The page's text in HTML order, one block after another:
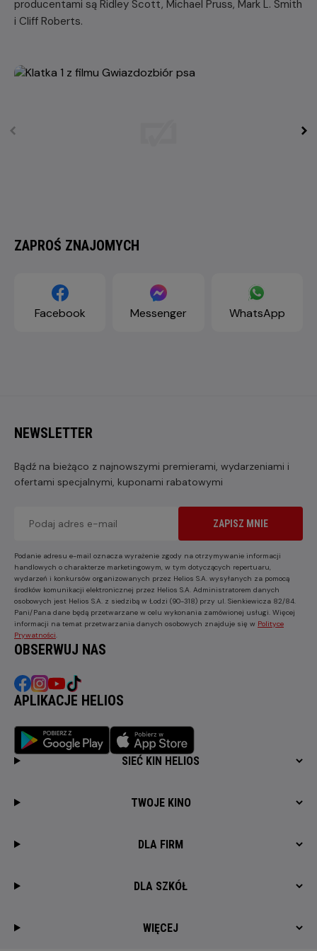
producentami są Ridley Scott, Michael Pruss, Mark L. Smith
i Cliff Roberts.
ZAPROŚ ZNAJOMYCH
Facebook Messenger WhatsApp
NEWSLETTER
Bądź na bieżąco z najnowszymi premierami, wydarzeniami i
ofertami specjalnymi, kuponami rabatowymi
ZAPISZ MNIE
Podanie adresu e-mail oznacza wyrażenie zgody na otrzymywanie informacji
handlowych o charakterze marketingowym, w tym dotyczących repertuaru,
wydarzeń i konkursów organizowanych przez Helios S.A. wysyłanych za pomocą
środków komunikacji elektronicznej przez Helios S.A. Administratorem danych
osobowych jest Helios S.A. z siedzibą w Łodzi (90-318) przy ul. Sienkiewicza 82/84.
Pani/Pana dane będą przetwarzane w celu wykonania zamówionej usługi. Więcej
informacji na temat przetwarzania danych osobowych znajduje się w Polityce
Prywatności
OBSERWUJ NAS
APLIKACJE HELIOS
SIEĆ KIN HELIOS
TWOJE KINO
DLA FIRM
DLA SZKÓŁ
WIĘCEJ